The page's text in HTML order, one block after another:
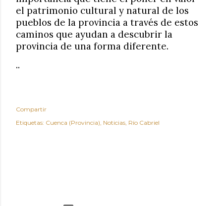
el patrimonio cultural y natural de los
pueblos de la provincia a través de estos
caminos que ayudan a descubrir la
provincia de una forma diferente.
..
Compartir
Etiquetas: Cuenca (Provincia) Noticias Río Cabriel